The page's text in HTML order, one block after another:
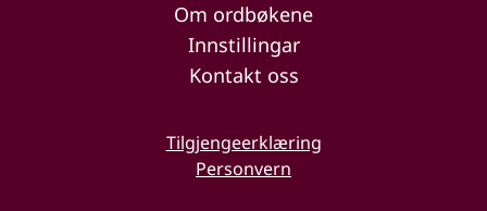
Om ordbøkene
Innstillingar
Kontakt oss
Tilgjengeerklæring
Personvern